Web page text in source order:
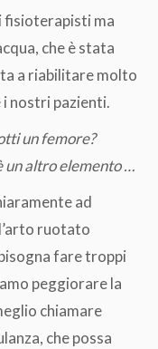
fisioterapisti ma
che è stata
a riabilitare molto
nostri pazienti.
un femore?
un altro elemento …
ad
ruotato
fare troppi
peggiorare la
chiamare
che possa